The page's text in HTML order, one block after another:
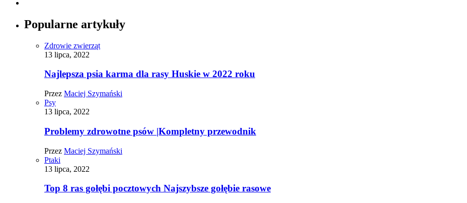
Popularne artykuły
Zdrowie zwierząt
13 lipca, 2022
Najlepsza psia karma dla rasy Huskie w 2022 roku
Przez Maciej Szymański
Psy
13 lipca, 2022
Problemy zdrowotne psów |Kompletny przewodnik
Przez Maciej Szymański
Ptaki
13 lipca, 2022
Top 8 ras gołębi pocztowych Najszybsze gołębie rasowe